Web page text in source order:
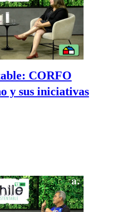
CORFO
y sus iniciativas